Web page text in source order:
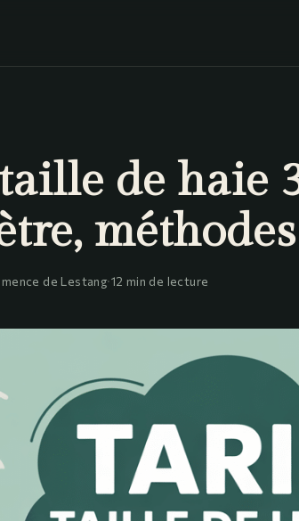
de haie
de Lestang·12 min de lecture